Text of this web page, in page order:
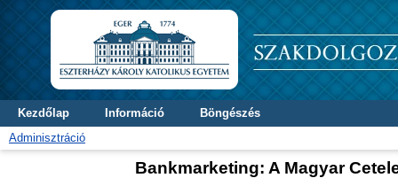
Kezdőlap Információ
Böngészés
Adminisztráció
Bankmarketing: A Magyar